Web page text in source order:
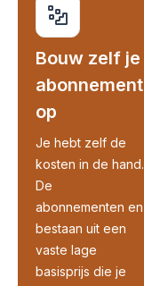
Bouw zelf je
abonnement
op
Je hebt zelf de
kosten in de hand.
De
abonnementen en
bestaan uit een
vaste lage
basisprijs die je